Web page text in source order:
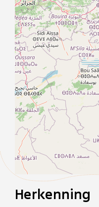
Herkenning